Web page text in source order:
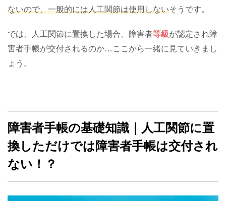
ないので、一般的には人工関節は使用しないそうです。
では、人工関節に置換した場合、障害者等級が認定され障
害者手帳が交付されるのか…ここから一緒に見ていきまし
ょう。
障害者手帳の基礎知識｜人工関節に置
換しただけでは障害者手帳は交付され
ない！？